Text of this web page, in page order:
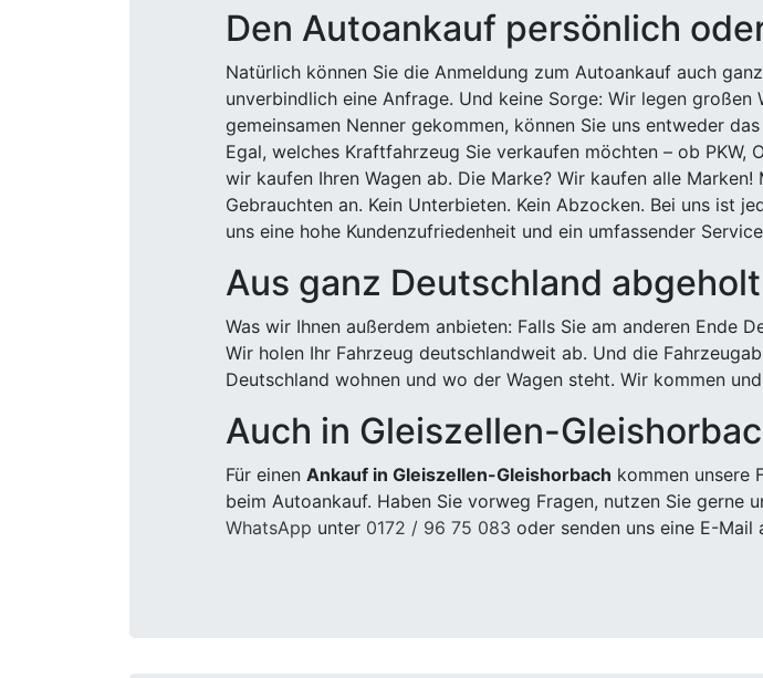
Den Autoankauf persönlich
Natürlich können Sie die Anmeldung zum Autoankauf auch
unverbindlich eine Anfrage. Und keine Sorge: Wir legen
gemeinsamen Nenner gekommen, können Sie uns entweder
Egal, welches Kraftfahrzeug Sie verkaufen möchten – ob
wir kaufen Ihren Wagen ab. Die Marke? Wir kaufen alle
Gebrauchten an. Kein Unterbieten. Kein Abzocken. Bei uns ist
uns eine hohe Kundenzufriedenheit und ein umfassender
Aus ganz Deutschland abgeholt
Was wir Ihnen außerdem anbieten: Falls Sie am anderen Ende
Wir holen Ihr Fahrzeug deutschlandweit ab. Und die
Deutschland wohnen und wo der Wagen steht. Wir kommen
Auch in Gleiszellen-
Für einen Ankauf in Gleiszellen-Gleishorbach kommen unsere
beim Autoankauf. Haben Sie vorweg Fragen, nutzen Sie gerne
WhatsApp unter 0172 / 96 75 083 oder senden uns eine E-Mail